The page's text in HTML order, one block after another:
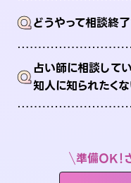
Qどうやって相談終
Q占い師に相談して
知人に知られたく
準備OK！